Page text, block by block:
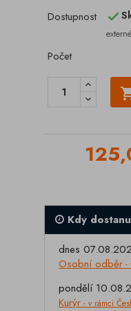
Dostupnost

Počet
Kdy
dnes
Osobní odběr -
pondělí
Kurýr - v rámci